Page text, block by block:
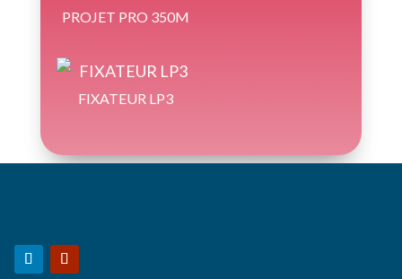
PROJET PRO 350M
FIXATEUR LP3